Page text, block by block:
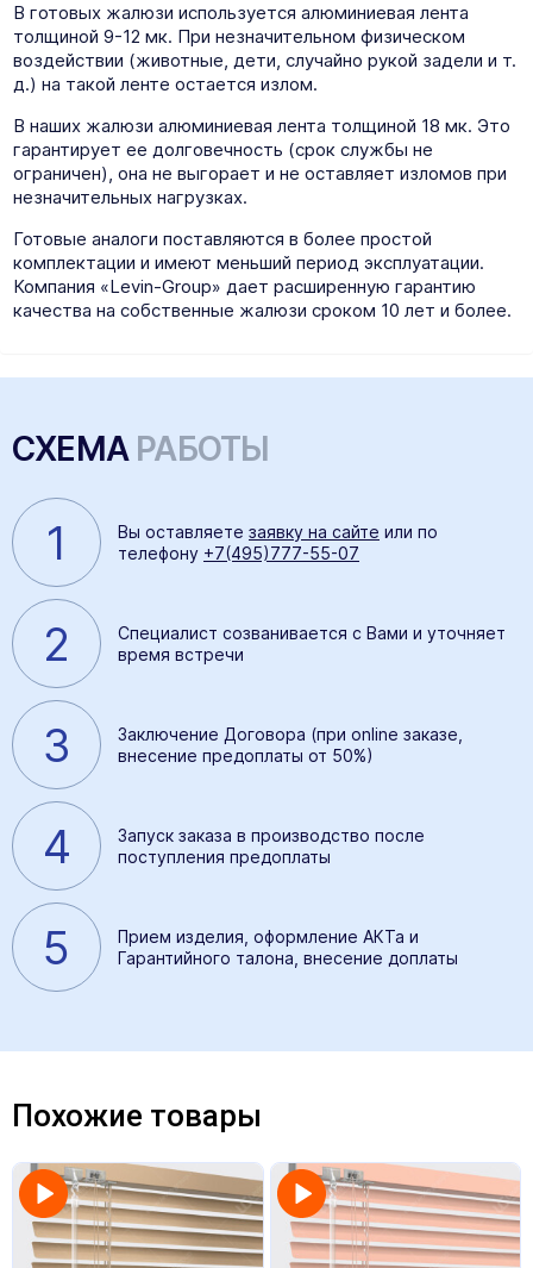
В готовых жалюзи используется алюминиевая лента
толщиной 9-12 мк. При незначительном физическом
воздействии (животные, дети, случайно рукой задели и т.
д.) на такой ленте остается излом.
В наших жалюзи алюминиевая лента толщиной 18 мк. Это
гарантирует ее долговечность (срок службы не
ограничен), она не выгорает и не оставляет изломов при
незначительных нагрузках.
Готовые аналоги поставляются в более простой
комплектации и имеют меньший период эксплуатации.
Компания «Levin-Group» дает расширенную гарантию
качества на собственные жалюзи сроком 10 лет и более.
СХЕМАРАБОТЫ
1 Вы оставляете заявку на сайте или по
телефону +7(495)777-55-07
2
Специалист созванивается с Вами и уточняет
время встречи
3
Заключение Договора (при online заказе,
внесение предоплаты от 50%)
4
Запуск заказа в производство после
поступления предоплаты
5
Прием изделия, оформление АКТа и
Гарантийного талона, внесение доплаты
Похожие товары